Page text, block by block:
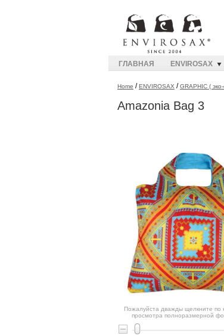
ГЛАВНАЯ ENVIROSAX
Home /ENVIROSAX /GRAPHIC (
Amazonia Bag 3
Пожалуйста дважды щелкните по
просмотра полноразмерной